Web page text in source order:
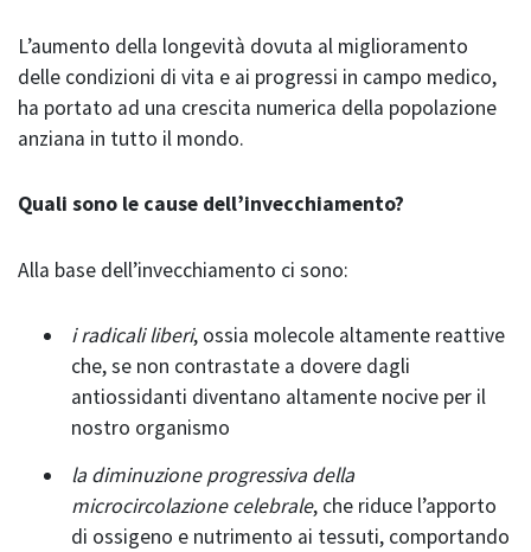
L’aumento della longevità dovuta al miglioramento
delle condizioni di vita e ai progressi in campo medico,
ha portato ad una crescita numerica della popolazione
anziana in tutto il mondo.
Quali sono le cause dell’invecchiamento?
Alla base dell’invecchiamento ci sono:
i radicali liberi, ossia molecole altamente reattive
che, se non contrastate a dovere dagli
antiossidanti diventano altamente nocive per il
nostro organismo
la diminuzione progressiva della
microcircolazione celebrale, che riduce l’apporto
di ossigeno e nutrimento ai tessuti, comportando